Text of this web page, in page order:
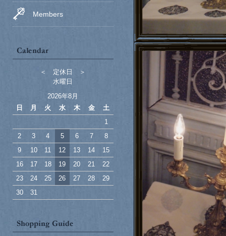
Members
＜ 定休日 ＞
水曜日
2026年8月
日
月 火 水 木 金
土
1
2
3 4 5 6 7
8
9
10 11 12 13 14
15
16
17 18 19 20 21
22
23
24 25 26 27 28
29
30
31